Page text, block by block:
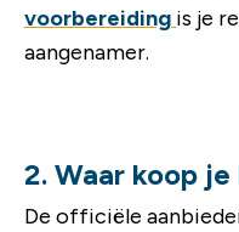
voorbereiding is je
aangenamer.
2. Waar koop
De officiële